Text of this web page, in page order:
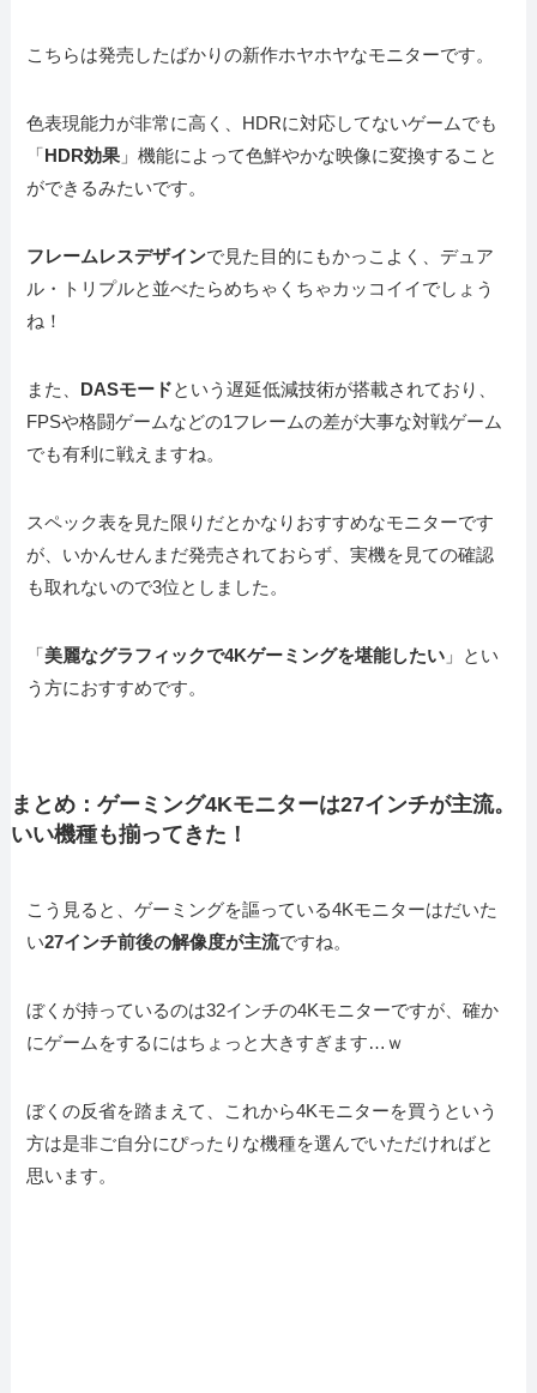
こちらは発売したばかりの新作ホヤホヤなモニターです。
色表現能力が非常に高く、HDRに対応してないゲームでも
「HDR効果 」機能によって色鮮やかな映像に変換すること
ができるみたいです。
フレームレスデザインで見た目的にもかっこよく、デュア
ル・トリプルと並べたらめちゃくちゃカッコイイでしょう
ね！
また、 DASモードという遅延低減技術が搭載されており、
FPSや格闘ゲームなどの1フレームの差が大事な対戦ゲーム
でも有利に戦えますね。
スペック表を見た限りだとかなりおすすめなモニターです
が、いかんせんまだ発売されておらず、実機を見ての確認
も取れないので3位としました。
「美麗なグラフィックで4Kゲーミングを堪能したい 」とい
う方におすすめです。
まとめ：ゲーミング4Kモニターは27インチが主流。
いい機種も揃ってきた！
こう見ると、ゲーミングを謳っている4Kモニターはだいた
い27インチ前後の解像度が主流ですね。
ぼくが持っているのは32インチの4Kモニターですが、確か
にゲームをするにはちょっと大きすぎます…ｗ
ぼくの反省を踏まえて、これから4Kモニターを買うという
方は是非ご自分にぴったりな機種を選んでいただければと
思います。